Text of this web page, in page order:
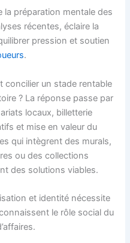
la préparation mentale des
récentes, éclaire la
pression et soutien
.
concilier un stade rentable
? La réponse passe par
locaux, billetterie
et mise en valeur du
qui intègrent des murals,
ou des collections
des solutions viables.
et identité nécessite
le rôle social du